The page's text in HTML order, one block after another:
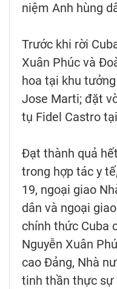
niệm Anh hùng
Trước khi rời
Xuân Phúc và
hoa tại khu
Jose Marti; đặt
tụ Fidel Castro
Đạt thành quả
trong hợp tác y
19, ngoại giao
dân và ngoại
chính thức Cuba
Nguyễn Xuân
cao Đảng, Nhà
tinh thần thực sự